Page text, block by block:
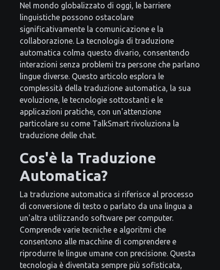
Nel mondo globalizzato di oggi, le barriere
linguistiche possono ostacolare
significativamente la comunicazione e la
collaborazione. La tecnologia di traduzione
automatica colma questo divario, consentendo
interazioni senza problemi tra persone che parlano
lingue diverse. Questo articolo esplora le
complessità della traduzione automatica, la sua
evoluzione, le tecnologie sottostanti e le
applicazioni pratiche, con un'attenzione
particolare su come TalkSmart rivoluziona la
traduzione delle chat.
Cos'è la Traduzione
Automatica?
La traduzione automatica si riferisce al processo
di conversione di testo o parlato da una lingua a
un'altra utilizzando software per computer.
Comprende varie tecniche e algoritmi che
consentono alle macchine di comprendere e
riprodurre le lingue umane con precisione. Questa
tecnologia è diventata sempre più sofisticata,